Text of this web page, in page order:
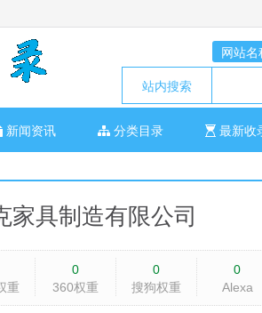
网站名
站内搜索
新闻资讯 分类目录 最新收
家具制造有限公司
重
0
360权重
0
搜狗权重
0
Alexa